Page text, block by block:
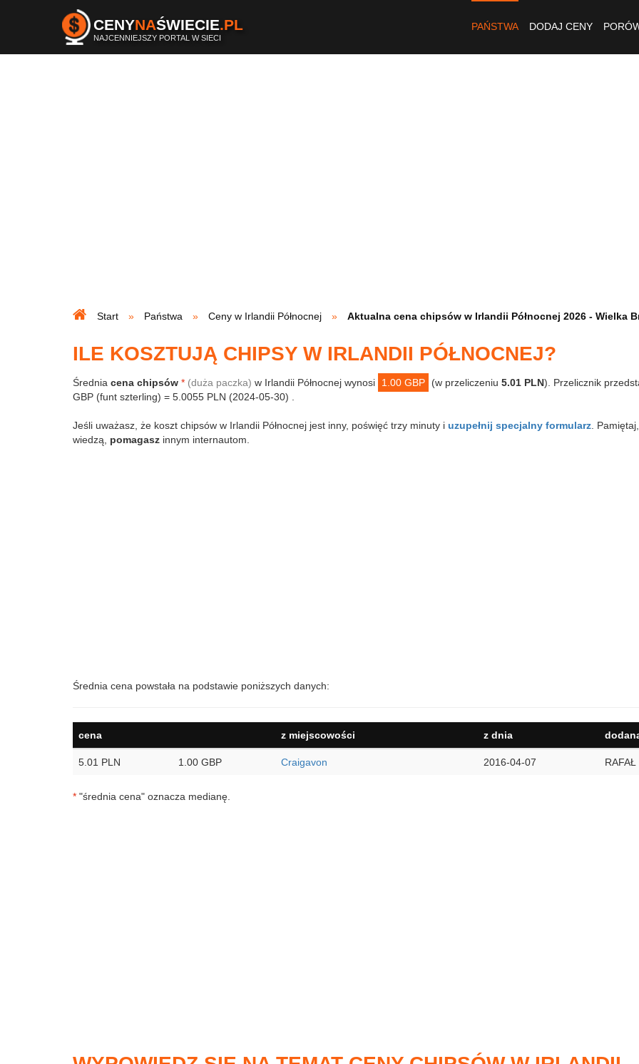
CENYNAŚWIECIE.PL
NAJCENNIEJSZY PORTAL W SIECI
PAŃSTWA DODAJ CENY
Start Państwa Ceny w Irlandii Północnej Aktualna cena chipsów w Irlandii Północnej 2026 - Wielka
ILE KOSZTUJĄ CHIPSY W IRLANDII PÓŁNOCNEJ?
Średnia cena chipsów * (duża paczka) w Irlandii Północnej wynosi 1.00 GBP (w przeliczeniu 5.01 PLN). Przelicznik
GBP (funt szterling) = 5.0055 PLN (2024-05-30) .
Jeśli uważasz, że koszt chipsów w Irlandii Północnej jest inny, poświęć trzy minuty i uzupełnij specjalny formularz .
wiedzą, pomagasz innym internautom.
Średnia cena powstała na podstawie poniższych danych:
cena z miejscowości z dnia
5.01 PLN 1.00 GBP Craigavon 2016-04-07 RAFAŁ
* "średnia cena" oznacza medianę.